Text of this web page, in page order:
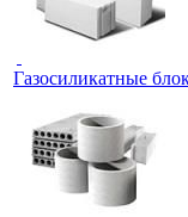
Газосиликатные